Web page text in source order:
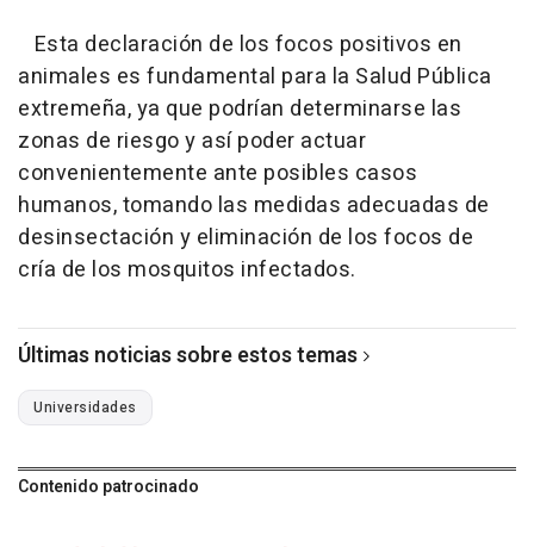
Esta declaración de los focos positivos en
animales es fundamental para la Salud Pública
extremeña, ya que podrían determinarse las
zonas de riesgo y así poder actuar
convenientemente ante posibles casos
humanos, tomando las medidas adecuadas de
desinsectación y eliminación de los focos de
cría de los mosquitos infectados.
Últimas noticias sobre estos temas
Universidades
Contenido patrocinado